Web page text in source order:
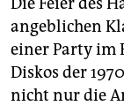
angeblichen
einer Party im
Diskos der
nicht nur die